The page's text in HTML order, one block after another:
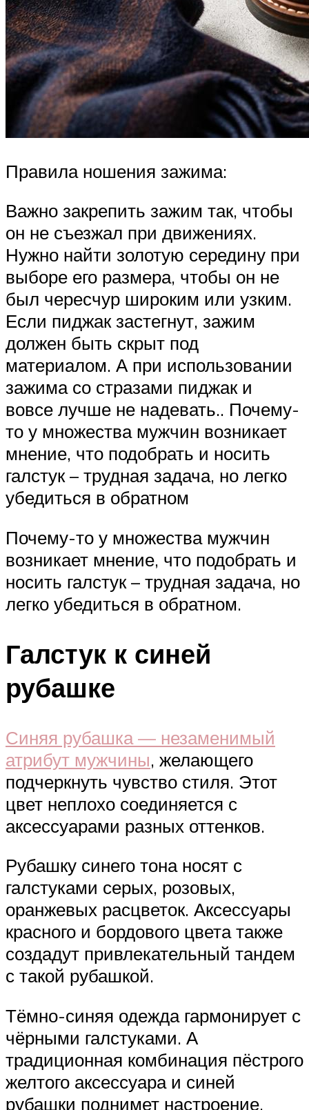
Правила ношения зажима:
Важно закрепить зажим так, чтобы
он не съезжал при движениях.
Нужно найти золотую середину при
выборе его размера, чтобы он не
был чересчур широким или узким.
Если пиджак застегнут, зажим
должен быть скрыт под
материалом. А при использовании
зажима со стразами пиджак и
вовсе лучше не надевать.. Почему-
то у множества мужчин возникает
мнение, что подобрать и носить
галстук – трудная задача, но легко
убедиться в обратном
Почему-то у множества мужчин
возникает мнение, что подобрать и
носить галстук – трудная задача, но
легко убедиться в обратном.
Галстук к синей
рубашке
Синяя рубашка — незаменимый
атрибут мужчины, желающего
подчеркнуть чувство стиля. Этот
цвет неплохо соединяется с
аксессуарами разных оттенков.
Рубашку синего тона носят с
галстуками серых, розовых,
оранжевых расцветок. Аксессуары
красного и бордового цвета также
создадут привлекательный тандем
с такой рубашкой.
Тёмно-синяя одежда гармонирует с
чёрными галстуками. А
традиционная комбинация пёстрого
желтого аксессуара и синей
рубашки поднимет настроение,